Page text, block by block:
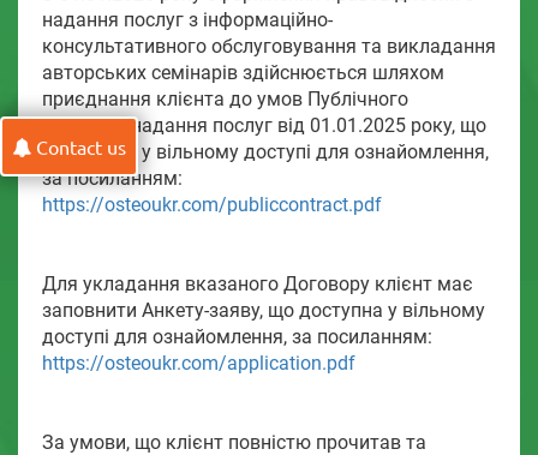
надання послуг з інформаційно-
консультативного обслуговування та викладання
авторських семінарів здійснюється шляхом
приєднання клієнта до умов Публічного
договору надання послуг від 01.01.2025 року, що
доступний у вільному доступі для ознайомлення,
за посиланням:
https://osteoukr.com/publiccontract.pdf
Для укладання вказаного Договору клієнт має
заповнити Анкету-заяву, що доступна у вільному
доступі для ознайомлення, за посиланням:
https://osteoukr.com/application.pdf
За умови, що клієнт повністю прочитав та
Contact us